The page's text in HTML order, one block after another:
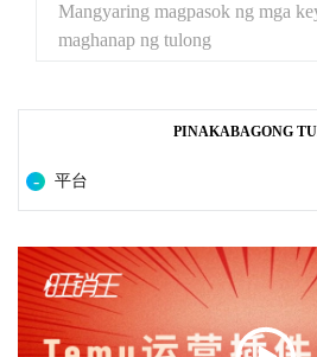
Mangyaring magpasok ng mga
maghanap ng tulong
PINAKABAGONG
平台